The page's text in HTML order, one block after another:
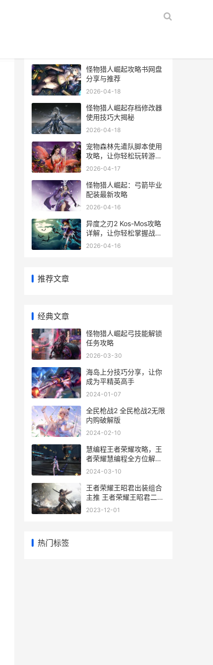
怪物猎人崛起攻略书网盘
分享与推荐
2026-04-18
怪物猎人崛起存档修改器
使用技巧大揭秘
2026-04-18
宠物森林先遣队脚本使用
攻略，让你轻松玩转游
戏！
2026-04-17
怪物猎人崛起：弓箭毕业
配装最新攻略
2026-04-16
异度之刃2 Kos-Mos攻略
详解，让你轻松掌握战斗
技巧
2026-04-16
推荐文章
经典文章
怪物猎人崛起弓技能解锁
任务攻略
2026-03-30
海岛上分技巧分享，让你
成为平精英高手
2024-01-07
全民枪战2 全民枪战2无限
内购破解版
2024-02-10
慧编程王者荣耀攻略，王
者荣耀慧编程全方位解
析！
2024-03-10
王者荣耀王昭君出装组合
主推 王者荣耀王昭君二首
时年十七顺序
2023-12-01
热门标签